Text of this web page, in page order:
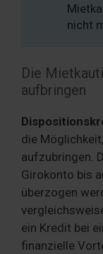
nicht
Die
aufbringen
die
aufzubringen.
Girokonto bis
überzogen
ein Kredit bei
finanzielle